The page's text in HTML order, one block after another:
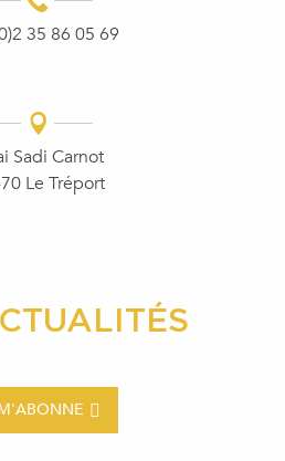
35 86 05 69
Sadi Carnot
Le Tréport